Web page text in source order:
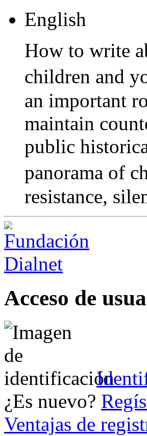
English
How to write
children and
an important
maintain
public
panorama of
resistance,
Acceso de
¿Es nuevo?
Ventajas de